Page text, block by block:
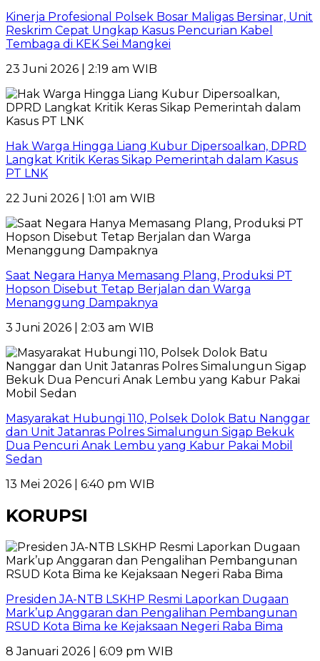
Kinerja Profesional Polsek Bosar Maligas Bersinar, Unit
Reskrim Cepat Ungkap Kasus Pencurian Kabel
Tembaga di KEK Sei Mangkei
23 Juni 2026 | 2:19 am WIB
Hak Warga Hingga Liang Kubur Dipersoalkan, DPRD
Langkat Kritik Keras Sikap Pemerintah dalam Kasus
PT LNK
22 Juni 2026 | 1:01 am WIB
Saat Negara Hanya Memasang Plang, Produksi PT
Hopson Disebut Tetap Berjalan dan Warga
Menanggung Dampaknya
3 Juni 2026 | 2:03 am WIB
Masyarakat Hubungi 110, Polsek Dolok Batu Nanggar
dan Unit Jatanras Polres Simalungun Sigap Bekuk
Dua Pencuri Anak Lembu yang Kabur Pakai Mobil
Sedan
13 Mei 2026 | 6:40 pm WIB
KORUPSI
Presiden JA-NTB LSKHP Resmi Laporkan Dugaan
Mark’up Anggaran dan Pengalihan Pembangunan
RSUD Kota Bima ke Kejaksaan Negeri Raba Bima
8 Januari 2026 | 6:09 pm WIB